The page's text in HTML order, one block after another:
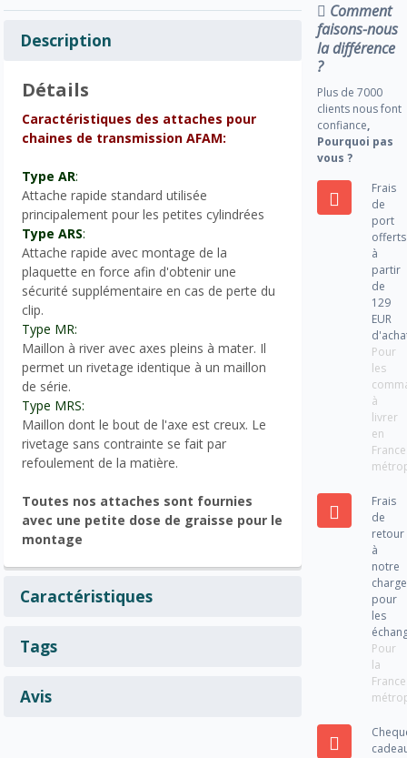
Description
Détails
Caractéristiques des attaches pour
chaines de transmission AFAM:
Type AR:
Attache rapide standard utilisée
principalement pour les petites cylindrées
Type ARS:
Attache rapide avec montage de la
plaquette en force afin d'obtenir une
sécurité supplémentaire en cas de perte du
clip.
Type MR:
Maillon à river avec axes pleins à mater. Il
permet un rivetage identique à un maillon
de série.
Type MRS:
Maillon dont le bout de l'axe est creux. Le
rivetage sans contrainte se fait par
refoulement de la matière.
Toutes nos attaches sont fournies
avec une petite dose de graisse pour le
montage
Caractéristiques
Tags
Avis
Comment
faisons-nous
la différence
?
Plus de 7000
clients nous font
confiance,
Pourquoi pas
vous ?
Frais
de
port
offerts
à
partir
de
129
EUR
Pour
les
à
livrer
en
France
Frais
de
retour
à
notre
charge
pour
les
Pour
la
France